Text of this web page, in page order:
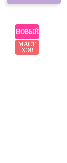
НОВЫЙ
МАСТ
ХЭВ